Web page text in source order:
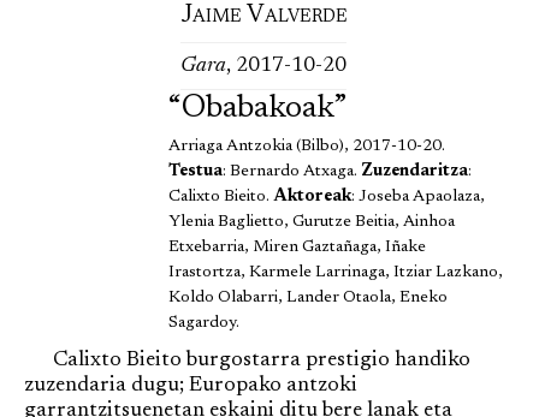
Jaime Valverde
Gara, 2017-10-20
“Obabakoak”
Arriaga Antzokia (Bilbo), 2017-10-20.
Testua: Bernardo Atxaga. Zuzendaritza:
Calixto Bieito. Aktoreak: Joseba Apaolaza,
Ylenia Baglietto, Gurutze Beitia, Ainhoa
Etxebarria, Miren Gaztañaga, Iñake
Irastortza, Karmele Larrinaga, Itziar Lazkano,
Koldo Olabarri, Lander Otaola, Eneko
Sagardoy.
Calixto Bieito burgostarra prestigio handiko
zuzendaria dugu; Europako antzoki
garrantzitsuenetan eskaini ditu bere lanak eta